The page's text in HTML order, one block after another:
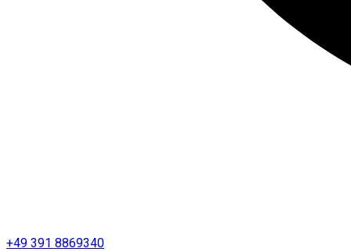
+49 391 8869340